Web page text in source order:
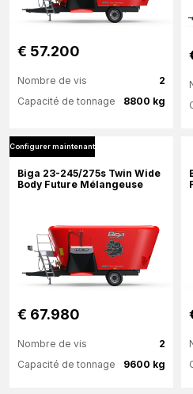
€ 57.200
2
Nombre de vis
8800 kg
Capacité de tonnage
Plus d'information
Configurer maintenant
Biga 23-245/275s Twin Wide
Body Future Mélangeuse
€ 67.980
2
Nombre de vis
9600 kg
Capacité de tonnage